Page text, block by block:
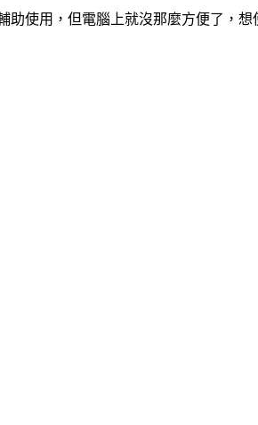
使用，但電腦上就沒那麼方便了，